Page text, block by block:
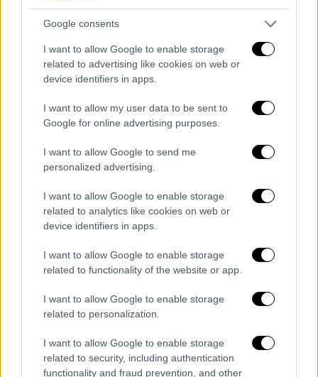
Google consents
I want to allow Google to enable storage
related to advertising like cookies on web or
device identifiers in apps.
I want to allow my user data to be sent to
Google for online advertising purposes.
I want to allow Google to send me
personalized advertising.
I want to allow Google to enable storage
related to analytics like cookies on web or
device identifiers in apps.
I want to allow Google to enable storage
related to functionality of the website or app.
I want to allow Google to enable storage
related to personalization.
I want to allow Google to enable storage
related to security, including authentication
functionality and fraud prevention, and other
Αντίδραση του ΣΥΡΙΖΑ: Ο κ. Λοβέρδος
παραδέχτηκε αυτό που όλοι
γνωρίζουν
Αιχμηρό σχόλιο έκανε ο ΣΥΡΙΖΑ για τις
ανακοίνωσή του πως :
«Ο βουλευτής της ΝΔ κ. Γιάννης Λοβέρδος,
προς τιμήν του σήμερα, παραδέχτηκε αυτό
όλοι γνωρίζουν αλλά
μοιραίος σταθμάρχης είναι κομματικό
ρουσφέτι ».
Και σημειώνει: «Ο κ. Μητσοτάκης
υποσχέθηκε ‘’επιτελικό κράτος’’ και
‘’αριστεία’’, αλλά μετά από τέσσερα χρόνια
στη διακυβέρνηση κυριαρχεί το χάος, οι